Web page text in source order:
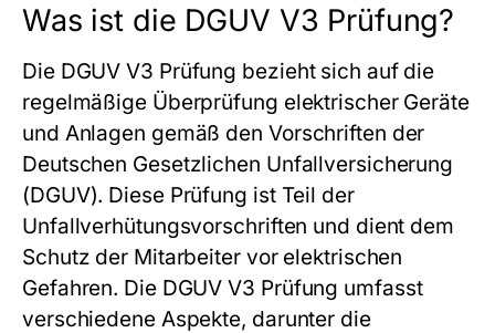
Was ist die DGUV V3 Prüfung?
Die DGUV V3 Prüfung bezieht sich auf die
regelmäßige Überprüfung elektrischer Geräte
und Anlagen gemäß den Vorschriften der
Deutschen Gesetzlichen Unfallversicherung
(DGUV). Diese Prüfung ist Teil der
Unfallverhütungsvorschriften und dient dem
Schutz der Mitarbeiter vor elektrischen
Gefahren. Die DGUV V3 Prüfung umfasst
verschiedene Aspekte, darunter die